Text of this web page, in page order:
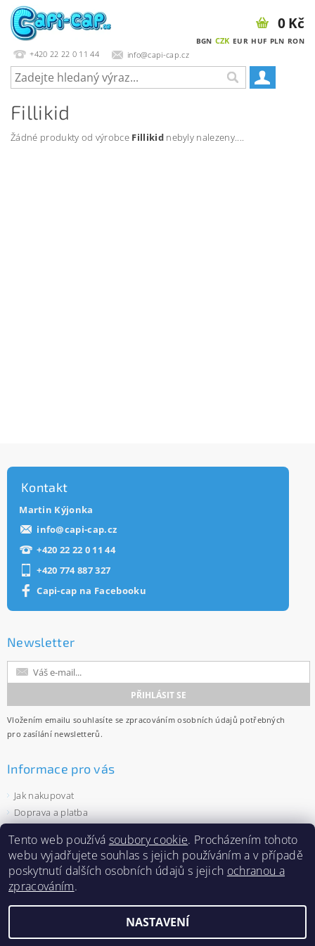
+420 22 22 0 11 44 info@capi-cap.cz
BGN CZK EUR HUF PLN RON
0 Kč
Fillikid
Žádné produkty od výrobce Fillikidnebyly nalezeny....
Kontakt
Martin Kýjonka
info@capi-cap.cz
+420 22 22 0 11 44
+420 774 887 327
Capi-cap na Facebooku
Newsletter
Vložením emailu souhlasíte se zpracováním osobních údajů potřebných
pro zasílání newsletterů.
Informace pro vás
Jak nakupovat
Doprava a platba
Ochrana osobních údajů
Velkoobchod
Zásady používání souborů cookies
2026 ©Capi-cap.cz, všechna práva vyhrazena
Tento web používá soubory cookie. Procházením tohoto
webu vyjadřujete souhlas s jejich používáním a v případě
poskytnutí dalších osobních údajů s jejich ochranou a
zpracováním.
NASTAVENÍ